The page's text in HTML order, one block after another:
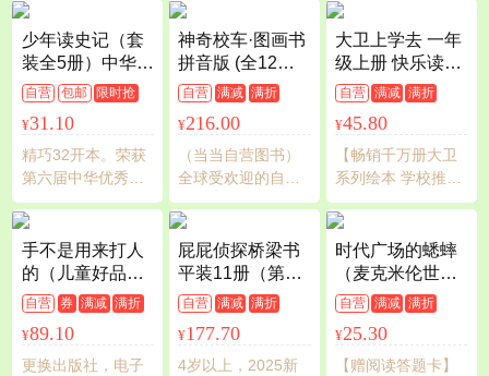
乐，体验成长！
孩子在故事中体会
一个个甜蜜的成长
烦恼，为童年留下
暖心的美丽回忆
做呢？ ? 《你好！
数学》让孩子从3岁
开始数学启蒙， 培
养兴趣，打好基础,
活跃思维， 为幼儿
家庭提供了完美的
数学亲子教育方
案。
销量破5000万册，
亲子共读书单上不
可缺少的一本绘
本，开启中国孩子
的图画书阅读时代
（央视【朗读者】
节目第9期奥运冠军
邹市明，冉莹颖一
少年读史记（套
装全5册）中华优
秀出版物获奖图
书，张嘉骅巅峰
之作，畅销百万
册！
自营 包邮 限时抢
¥31.10
精巧32开本。荣获
第六届中华优秀出
版物奖 ；史学、文
学、哲学、国学一
次到位，台湾著名
儿童文学作家张嘉
骅倾力打造更适合
孩子阅读的《史
记》！
神奇校车·图画书
拼音版 (全12
册）
自营 满减 满折
¥216.00
（当当自营图书）
全球受欢迎的自然
科普图书，用孩子
喜欢的方式讲述自
然科学（蒲公英童
书馆）
大卫上学去 一年
级上册 快乐读书
吧阅读书目【周
洲推荐】凯迪克
大奖大卫不可以
系列绘本！
自营 满减 满折
¥45.80
【畅销千万册大卫
系列绘本 学校推
荐】多年入选小学
推荐阅读书目；清
华附小 推荐的绘本
经典绘本大卫系列
一二三年级小学生
课外阅读经典书目
寒暑假老师幼儿园
绘本推荐书籍！
手不是用来打人
的（儿童好品德
系列，全5册）孩
子多读就见效的
习惯养成书，缓
解新手爸妈育儿
自营 券 满减 满折
¥89.10
更换出版社，电子
屁屁侦探桥梁书
平装11册（第一
辑+第二辑+番外
+2册新书送游戏
册）
自营 满减 满折
¥177.70
4岁以上，2025新
时代广场的蟋蟀
（麦克米伦世纪
大奖小说典藏
本）重点小学课
外阅读推荐书目
自营 满减 满折
¥25.30
【赠阅读答题卡】